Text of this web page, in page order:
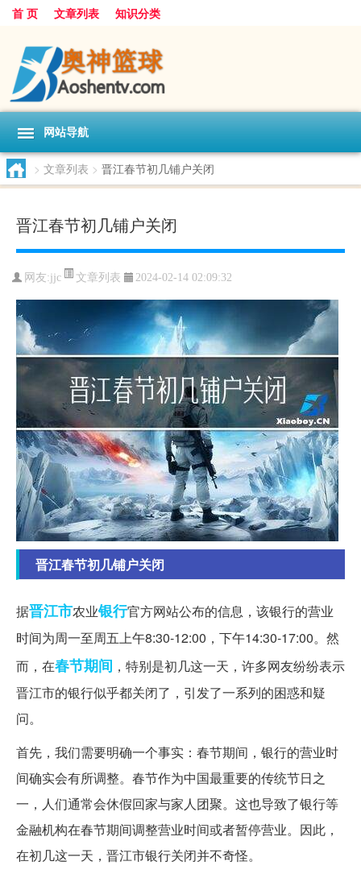
首 页 文章列表 知识分类
网站导航
> 文章列表 > 晋江春节初几铺户关闭
晋江春节初几铺户关闭
网友:jjc 文章列表 2024-02-14 02:09:32
晋江春节初几铺户关闭
据晋江市农业银行官方网站公布的信息，该银行的营业
时间为周一至周五上午8:30-12:00，下午14:30-17:00。然
而，在春节期间 ，特别是初几这一天，许多网友纷纷表示
晋江市的银行似乎都关闭了，引发了一系列的困惑和疑
问。
首先，我们需要明确一个事实：春节期间，银行的营业时
间确实会有所调整。春节作为中国最重要的传统节日之
一，人们通常会休假回家与家人团聚。这也导致了银行等
金融机构在春节期间调整营业时间或者暂停营业。因此，
在初几这一天，晋江市银行关闭并不奇怪。